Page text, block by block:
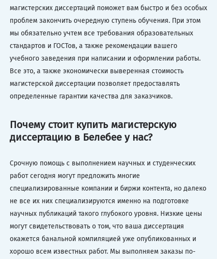
магистерских диссертаций поможет вам быстро и без особых
проблем закончить очередную ступень обучения. При этом
мы обязательно учтем все требования образовательных
стандартов и ГОСТов, а также рекомендации вашего
учебного заведения при написании и оформлении работы.
Все это, а также экономически выверенная стоимость
магистерской диссертации позволяет предоставлять
определенные гарантии качества для заказчиков.
Почему стоит купить магистерскую
диссертацию в Белебее у нас?
Срочную помощь с выполнением научных и студенческих
работ сегодня могут предложить многие
специализированные компании и биржи контента, но далеко
не все их них специализируются именно на подготовке
научных публикаций такого глубокого уровня. Низкие цены
могут свидетельствовать о том, что ваша диссертация
окажется банальной компиляцией уже опубликованных и
хорошо всем известных работ. Мы выполняем заказы по-